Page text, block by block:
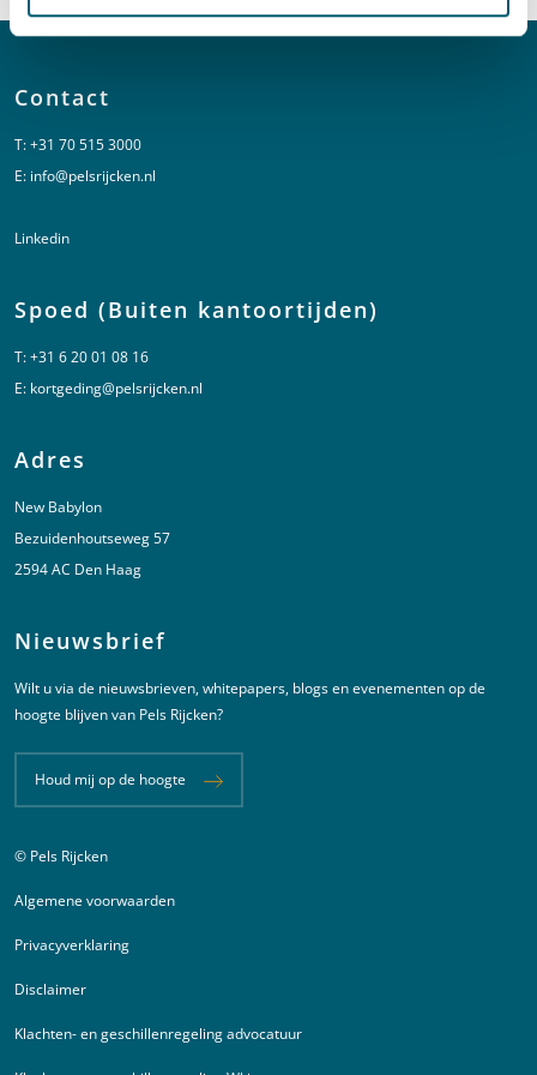
Contact
T:+31 70 515 3000
E: info@pelsrijcken.nl
Linkedin
Spoed (Buiten kantoortijden)
T:+31 6 20 01 08 16
E: kortgeding@pelsrijcken.nl
Adres
New Babylon
Bezuidenhoutseweg 57
2594 AC Den Haag
Nieuwsbrief
Wilt u via de nieuwsbrieven, whitepapers, blogs en evenementen op de
hoogte blijven van Pels Rijcken?
Houd mij op de hoogte
Juridische informatie
© Pels Rijcken
Algemene voorwaarden
Privacyverklaring
Disclaimer
Klachten- en geschillenregeling advocatuur